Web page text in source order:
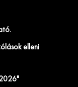
elleni